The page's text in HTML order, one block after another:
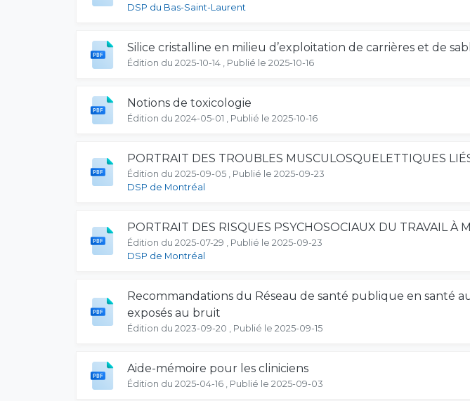
DSP du Bas-Saint-Laurent
Silice cristalline en milieu d’exploitation de carrières et de
Édition du 2025-10-14 , Publié le 2025-10-16
Notions de toxicologie
Édition du 2024-05-01 , Publié le 2025-10-16
PORTRAIT DES TROUBLES MUSCULOSQUELETTIQUES
Édition du 2025-09-05 , Publié le 2025-09-23
DSP de Montréal
PORTRAIT DES RISQUES PSYCHOSOCIAUX DU TRAVAIL À
Édition du 2025-07-29 , Publié le 2025-09-23
DSP de Montréal
Recommandations du Réseau de santé publique en santé
exposés au bruit
Édition du 2023-09-20 , Publié le 2025-09-15
Aide-mémoire pour les cliniciens
Édition du 2025-04-16 , Publié le 2025-09-03